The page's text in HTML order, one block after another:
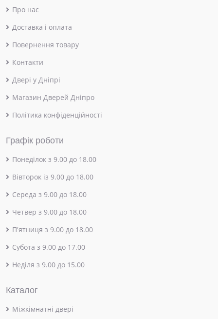
Про нас
Доставка і оплата
Повернення товару
Контакти
Двері у Дніпрі
Магазин Дверей Дніпро
Політика конфіденційності
Графік роботи
Понеділок з 9.00 до 18.00
Вівторок із 9.00 до 18.00
Середа з 9.00 до 18.00
Четвер з 9.00 до 18.00
П'ятниця з 9.00 до 18.00
Субота з 9.00 до 17.00
Неділя з 9.00 до 15.00
Каталог
Міжкімнатні двері